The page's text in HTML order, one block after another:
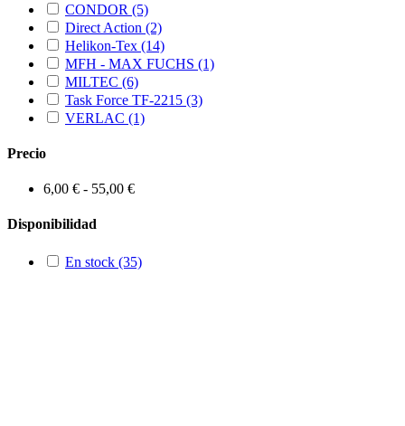
CONDOR (5)
Direct Action (2)
Helikon-Tex (14)
MFH - MAX FUCHS (1)
MILTEC (6)
Task Force TF-2215 (3)
VERLAC (1)
Precio
6,00 € - 55,00 €
Disponibilidad
En stock (35)